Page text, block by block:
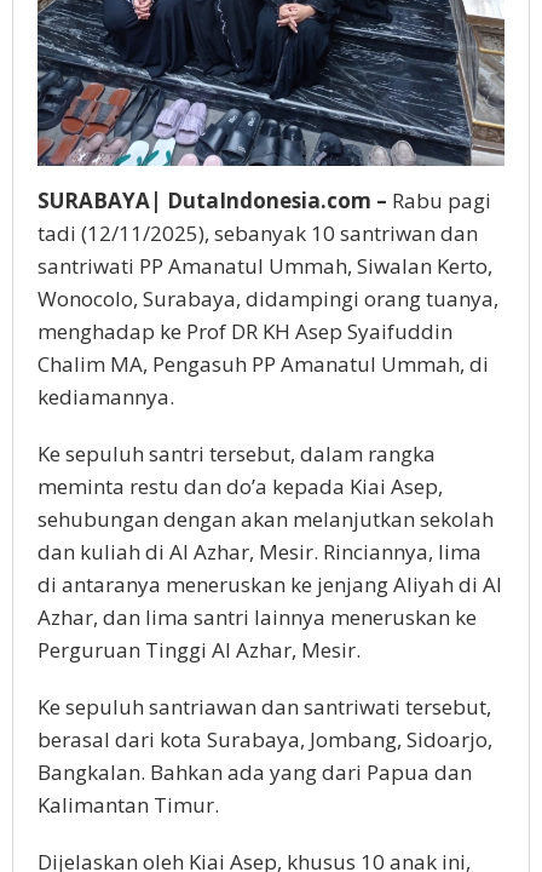
SURABAYA| DutaIndonesia.com – Rabu pagi
tadi (12/11/2025), sebanyak 10 santriwan dan
santriwati PP Amanatul Ummah, Siwalan Kerto,
Wonocolo, Surabaya, didampingi orang tuanya,
menghadap ke Prof DR KH Asep Syaifuddin
Chalim MA, Pengasuh PP Amanatul Ummah, di
kediamannya.
Ke sepuluh santri tersebut, dalam rangka
meminta restu dan do’a kepada Kiai Asep,
sehubungan dengan akan melanjutkan sekolah
dan kuliah di Al Azhar, Mesir. Rinciannya, lima
di antaranya meneruskan ke jenjang Aliyah di Al
Azhar, dan lima santri lainnya meneruskan ke
Perguruan Tinggi Al Azhar, Mesir.
Ke sepuluh santriawan dan santriwati tersebut,
berasal dari kota Surabaya, Jombang, Sidoarjo,
Bangkalan. Bahkan ada yang dari Papua dan
Kalimantan Timur.
Dijelaskan oleh Kiai Asep, khusus 10 anak ini,